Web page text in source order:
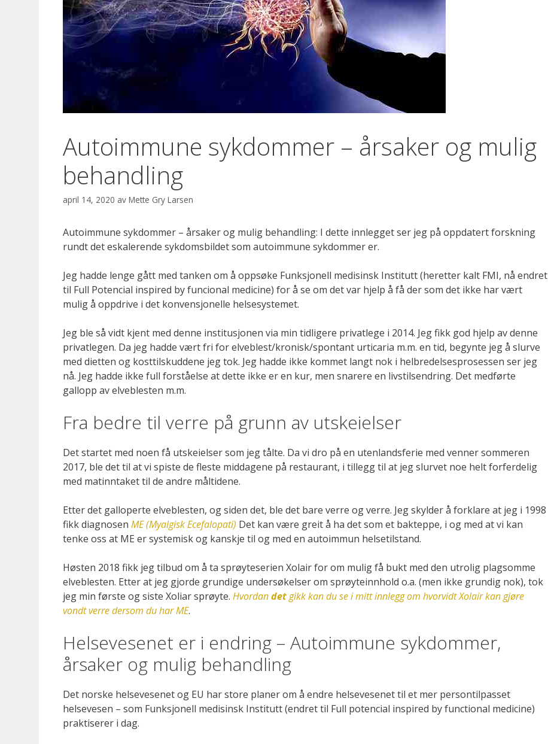
Autoimmune sykdommer – årsaker og mulig
behandling
april 14, 2020 av Mette Gry Larsen
Autoimmune sykdommer – årsaker og mulig behandling: I dette innlegget ser jeg på oppdatert forskning
rundt det eskalerende sykdomsbildet som autoimmune sykdommer er.
Jeg hadde lenge gått med tanken om å oppsøke Funksjonell medisinsk Institutt (heretter kalt FMI, nå endret
til Full Potencial inspired by funcional medicine) for å se om det var hjelp å få der som det ikke har vært
mulig å oppdrive i det konvensjonelle helsesystemet.
Jeg ble så vidt kjent med denne institusjonen via min tidligere privatlege i 2014. Jeg fikk god hjelp av denne
privatlegen. Da jeg hadde vært fri for elveblest/kronisk/spontant urticaria m.m. en tid, begynte jeg å slurve
med dietten og kosttilskuddene jeg tok. Jeg hadde ikke kommet langt nok i helbredelsesprosessen ser jeg
nå. Jeg hadde ikke full forståelse at dette ikke er en kur, men snarere en livstilsendring. Det medførte
gallopp av elveblesten m.m.
Fra bedre til verre på grunn av utskeielser
Det startet med noen få utskeielser som jeg tålte. Da vi dro på en utenlandsferie med venner sommeren
2017, ble det til at vi spiste de fleste middagene på restaurant, i tillegg til at jeg slurvet noe helt forferdelig
med matinntaket til de andre måltidene.
Etter det galloperte elveblesten, og siden det, ble det bare verre og verre. Jeg skylder å forklare at jeg i 1998
fikk diagnosen ME (Myalgisk Ecefalopati) Det kan være greit å ha det som et bakteppe, i og med at vi kan
tenke oss at ME er systemisk og kanskje til og med en autoimmun helsetilstand.
Høsten 2018 fikk jeg tilbud om å ta sprøyteserien Xolair for om mulig få bukt med den utrolig plagsomme
elveblesten. Etter at jeg gjorde grundige undersøkelser om sprøyteinnhold o.a. (men ikke grundig nok), tok
jeg min første og siste Xoliar sprøyte. Hvordandetgikk kan du se i mitt innlegg om hvorvidt Xolair kan gjøre
vondt verre dersom du har ME.
Helsevesenet er i endring – Autoimmune sykdommer,
årsaker og mulig behandling
Det norske helsevesenet og EU har store planer om å endre helsevesenet til et mer persontilpasset
helsevesen – som Funksjonell medisinsk Institutt (endret til Full potencial inspired by functional medicine)
praktiserer i dag.